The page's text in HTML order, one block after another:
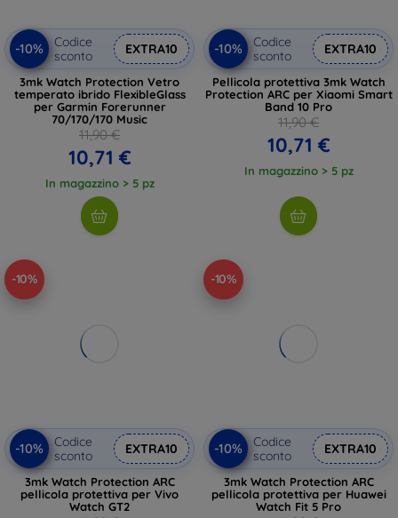
-10%
Codice
sconto
EXTRA10
3mk Watch Protection Vetro
temperato ibrido FlexibleGlass
per Garmin Forerunner
70/170/170 Music
11,90 €
10,71 €
In magazzino > 5 pz
-10%
Codice
sconto
EXTRA10
Pellicola protettiva 3mk Watch
Protection ARC per Xiaomi Smart
Band 10 Pro
11,90 €
10,71 €
In magazzino > 5 pz
-10%
-10%
Codice
sconto
EXTRA10
3mk Watch Protection ARC
pellicola protettiva per Vivo
Watch GT2
-10%
-10%
Codice
sconto
EXTRA10
3mk Watch Protection ARC
pellicola protettiva per Huawei
Watch Fit 5 Pro